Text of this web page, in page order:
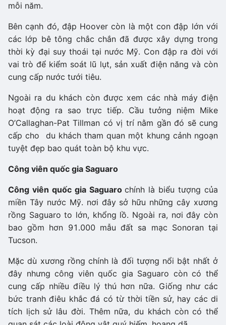
mỗi năm.
Bên cạnh đó, đập Hoover còn là một con đập lớn với
các lớp bê tông chắc chắn đã được xây dựng trong
thời kỳ đại suy thoái tại nước Mỹ. Con đập ra đời với
vai trò để kiểm soát lũ lụt, sản xuất điện năng và còn
cung cấp nước tưới tiêu.
Ngoài ra du khách còn được xem các nhà máy điện
hoạt động ra sao trực tiếp. Cầu tưởng niệm Mike
O’Callaghan-Pat Tillman có vị trí nằm gần đó sẽ cung
cấp cho du khách tham quan một khung cảnh ngoạn
tuyệt đẹp bao quát toàn bộ khu vực.
Công viên quốc gia Saguaro
Công viên quốc gia Saguarochính là biểu tượng của
miền Tây nước Mỹ. nơi đây sở hữu những cây xương
rồng Saguaro to lớn, khổng lồ. Ngoài ra, nơi đây còn
bao gồm hơn 91.000 mẫu đất sa mạc Sonoran tại
Tucson.
Mặc dù xương rồng chính là đối tượng nổi bật nhất ở
đây nhưng công viên quốc gia Saguaro còn có thể
cung cấp nhiều điều lý thú hơn nữa. Giống như các
bức tranh điêu khắc đá có từ thời tiền sử, hay các di
tích lịch sử lâu đời. Thêm nữa, du khách còn có thể